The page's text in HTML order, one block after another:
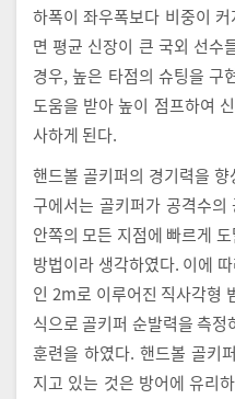
하폭이 좌우폭보다 비중이
면 평균 신장이 큰 국외 선수
경우, 높은 타점의 슈팅을 구
도움을 받아 높이 점프하여
사하게 된다.
핸드볼 골키퍼의 경기력을
구에서는 골키퍼가 공격수
안쪽의 모든 지점에 빠르게
방법이라 생각하였다. 이에
인 2m로 이루어진 직사각형
식으로 골키퍼 순발력을 측
훈련을 하였다. 핸드볼 골키
지고 있는 것은 방어에 유리